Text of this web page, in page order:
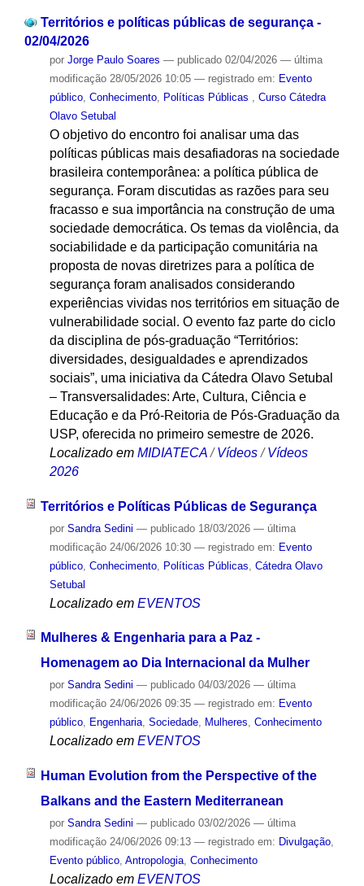
Territórios e políticas públicas de segurança -
02/04/2026
por Jorge Paulo Soares — publicado02/04/2026 — última
modificação28/05/2026 10:05 — registrado em: Evento
público, Conhecimento, Políticas Públicas , Curso Cátedra
Olavo Setubal
O objetivo do encontro foi analisar uma das
políticas públicas mais desafiadoras na sociedade
brasileira contemporânea: a política pública de
segurança. Foram discutidas as razões para seu
fracasso e sua importância na construção de uma
sociedade democrática. Os temas da violência, da
sociabilidade e da participação comunitária na
proposta de novas diretrizes para a política de
segurança foram analisados considerando
experiências vividas nos territórios em situação de
vulnerabilidade social. O evento faz parte do ciclo
da disciplina de pós-graduação “Territórios:
diversidades, desigualdades e aprendizados
sociais”, uma iniciativa da Cátedra Olavo Setubal
– Transversalidades: Arte, Cultura, Ciência e
Educação e da Pró-Reitoria de Pós-Graduação da
USP, oferecida no primeiro semestre de 2026.
Localizado em MIDIATECA /Vídeos /Vídeos
2026
Territórios e Políticas Públicas de Segurança
por Sandra Sedini — publicado18/03/2026 — última
modificação24/06/2026 10:30 — registrado em: Evento
público, Conhecimento, Políticas Públicas Cátedra Olavo
Setubal
Localizado em EVENTOS
Mulheres & Engenharia para a Paz -
Homenagem ao Dia Internacional da Mulher
por Sandra Sedini — publicado04/03/2026 — última
modificação24/06/2026 09:35 — registrado em: Evento
público, Engenharia, Sociedade, Mulheres, Conhecimento
Localizado em EVENTOS
Human Evolution from the Perspective of the
Balkans and the Eastern Mediterranean
por Sandra Sedini — publicado03/02/2026 — última
modificação24/06/2026 09:13 — registrado em: Divulgação,
Evento público, Antropologia, Conhecimento
Localizado em EVENTOS